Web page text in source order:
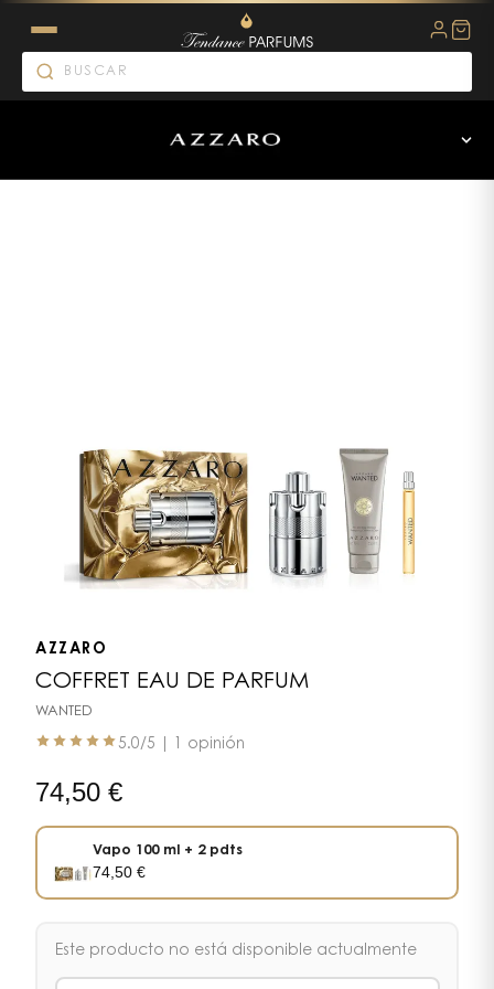
AZZARO
COFFRET EAU DE PARFUM
WANTED
5.0/5 | 1 opinión
74,50 €
Vapo 100 ml + 2 pdts
74,50€
Este producto no está disponible actualmente